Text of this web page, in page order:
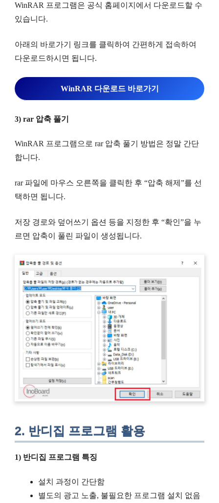
WinRAR 프로그램은 공식 홈페이지에서 다운로드할 수
있습니다.
아래의 바로가기 링크를 클릭하여 간편하게 접속하여
다운로드하시면 됩니다.
WinRAR 다운로드 바로가기
3) rar 압축 풀기
WinRAR 프로그램으로 rar 압축 풀기 방법은 정말 간단
합니다.
rar 파일에 마우스 오른쪽을 클릭한 후 “압축 해제”를 선
택하면 됩니다.
저장 경로와 덮어쓰기 옵션 등을 지정한 후 “확인”을 누
르면 압축이 풀린 파일이 생성됩니다.
2. 반디집 프로그램 활용
1) 반디집 프로그램 특징
설치 과정이 간단함
별도의 광고 노출, 불필요한 프로그램 설치 없음